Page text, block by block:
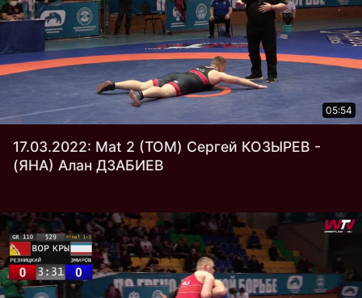
05:54
17.03.2022: Mat 2 (ТОМ) Сергей КОЗЫРЕВ -
(ЯНА) Алан ДЗАБИЕВ